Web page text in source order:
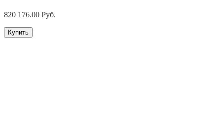
820 176.00 Руб.
Купить